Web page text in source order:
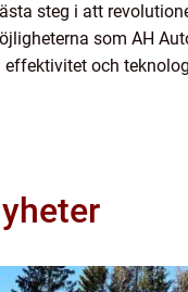
steg i att
som AH
effektivitet och